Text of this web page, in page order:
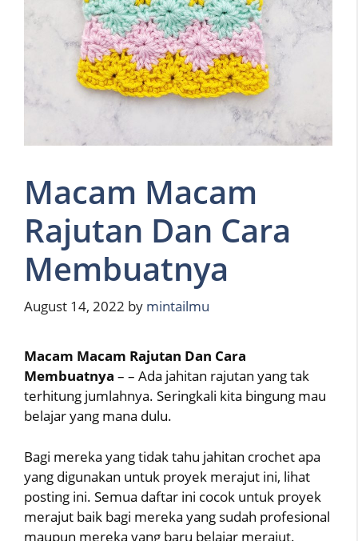
Macam Macam
Rajutan Dan Cara
Membuatnya
August 14, 2022 by mintailmu
Macam Macam Rajutan Dan Cara
Membuatnya – – Ada jahitan rajutan yang tak
terhitung jumlahnya. Seringkali kita bingung mau
belajar yang mana dulu.
Bagi mereka yang tidak tahu jahitan crochet apa
yang digunakan untuk proyek merajut ini, lihat
posting ini. Semua daftar ini cocok untuk proyek
merajut baik bagi mereka yang sudah profesional
maupun mereka yang baru belajar merajut.